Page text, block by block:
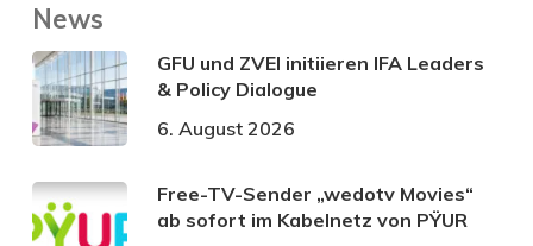
News
GFU und ZVEI initiieren IFA Leaders
& Policy Dialogue
6. August 2026
Free-TV-Sender „wedotv Movies“
ab sofort im Kabelnetz von PŸUR